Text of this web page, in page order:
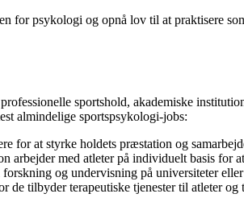
for psykologi og opnå lov til at praktisere
sportshold, akademiske
almindelige sportspsykologi-jobs:
for at styrke holdets præstation og
arbejder med atleter på individuelt basis for
og undervisning på universiteter
de tilbyder terapeutiske tjenester til atleter og